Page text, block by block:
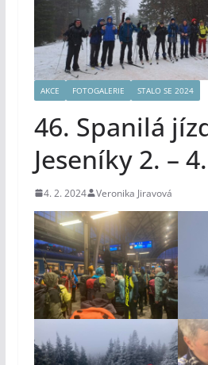
AKCE FOTOGALERIE STALO SE 2024
46. Spanilá
Jeseníky 2. –
4. 2. 2024 Veronika Jiravová